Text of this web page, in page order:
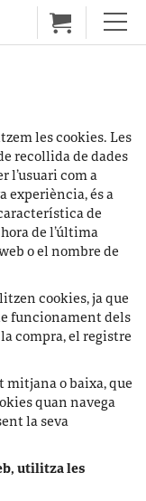
les cookies. Les
recollida de dades
l’usuari com a
experiència, és a
de
de l’última
o el nombre de
cookies, ja que
funcionament dels
compra, el registre
o baixa, que
quan navega
la seva
utilitza les